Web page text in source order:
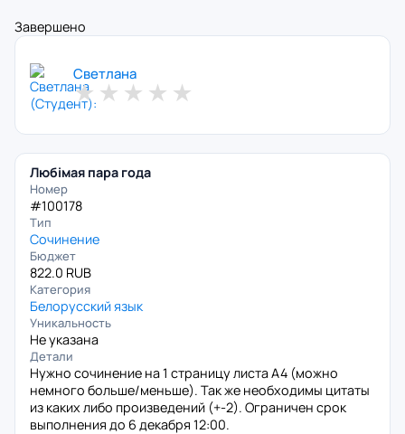
Завершено
Светлана
★ ★ ★ ★ ★
Любімая пара года
Номер
#100178
Тип
Сочинение
Бюджет
822.0 RUB
Категория
Белорусский язык
Уникальность
Не указана
Детали
Нужно сочинение на 1 страницу листа A4 (можно
немного больше/меньше). Так же необходимы цитаты
из каких либо произведений (+-2). Ограничен срок
выполнения до 6 декабря 12:00.